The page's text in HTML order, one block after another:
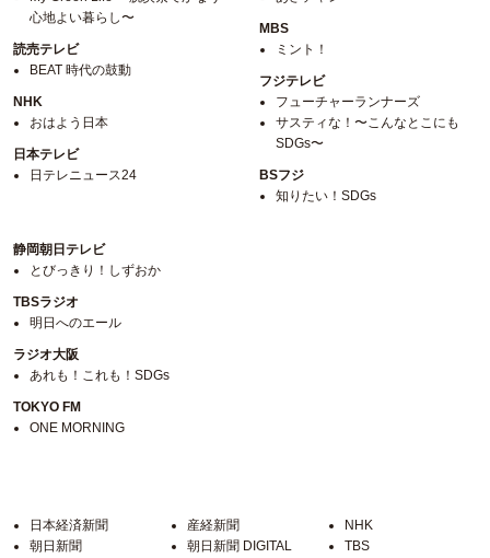
心地よい暮らし〜
読売テレビ
BEAT 時代の鼓動
NHK
おはよう日本
日本テレビ
日テレニュース24
MBS
ミント！
フジテレビ
フューチャーランナーズ
サスティな！〜こんなとこにも
SDGs〜
BSフジ
知りたい！SDGs
静岡朝日テレビ
とびっきり！しずおか
TBSラジオ
明日へのエール
ラジオ大阪
あれも！これも！SDGs
TOKYO FM
ONE MORNING
日本経済新聞
朝日新聞
産経新聞
朝日新聞 DIGITAL
NHK
TBS